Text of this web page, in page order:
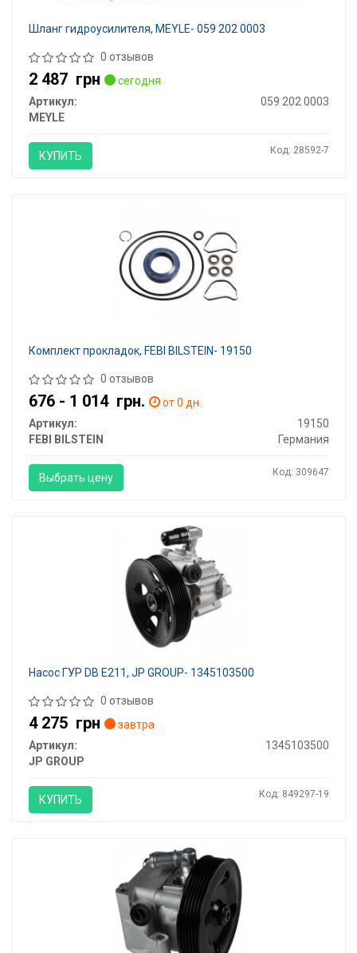
Шланг гидроусилителя, MEYLE- 059 202 0003
0 отзывов
2 487 грн
сегодня
Артикул:
059 202 0003
MEYLE
КУПИТЬ Код: 28592-7
Комплект прокладок, FEBI BILSTEIN- 19150
0 отзывов
676 - 1 014 грн.
от 0 дн.
Артикул:
19150
FEBI BILSTEIN
Германия
Выбрать цену Код: 309647
Насос ГУР DB E211, JP GROUP- 1345103500
0 отзывов
4 275 грн
завтра
Артикул:
1345103500
JP GROUP
КУПИТЬ Код: 849297-19